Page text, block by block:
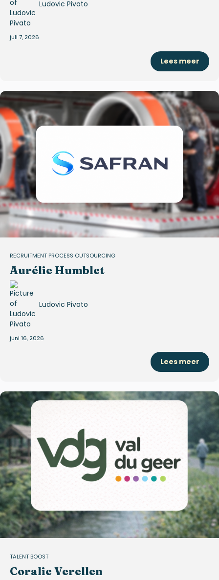
Ludovic Pivato
juli 7, 2026
Lees meer
RECRUITMENT PROCESS OUTSOURCING
Aurélie Humblet
Ludovic Pivato
juni 16, 2026
Lees meer
TALENT BOOST
Coralie Verellen